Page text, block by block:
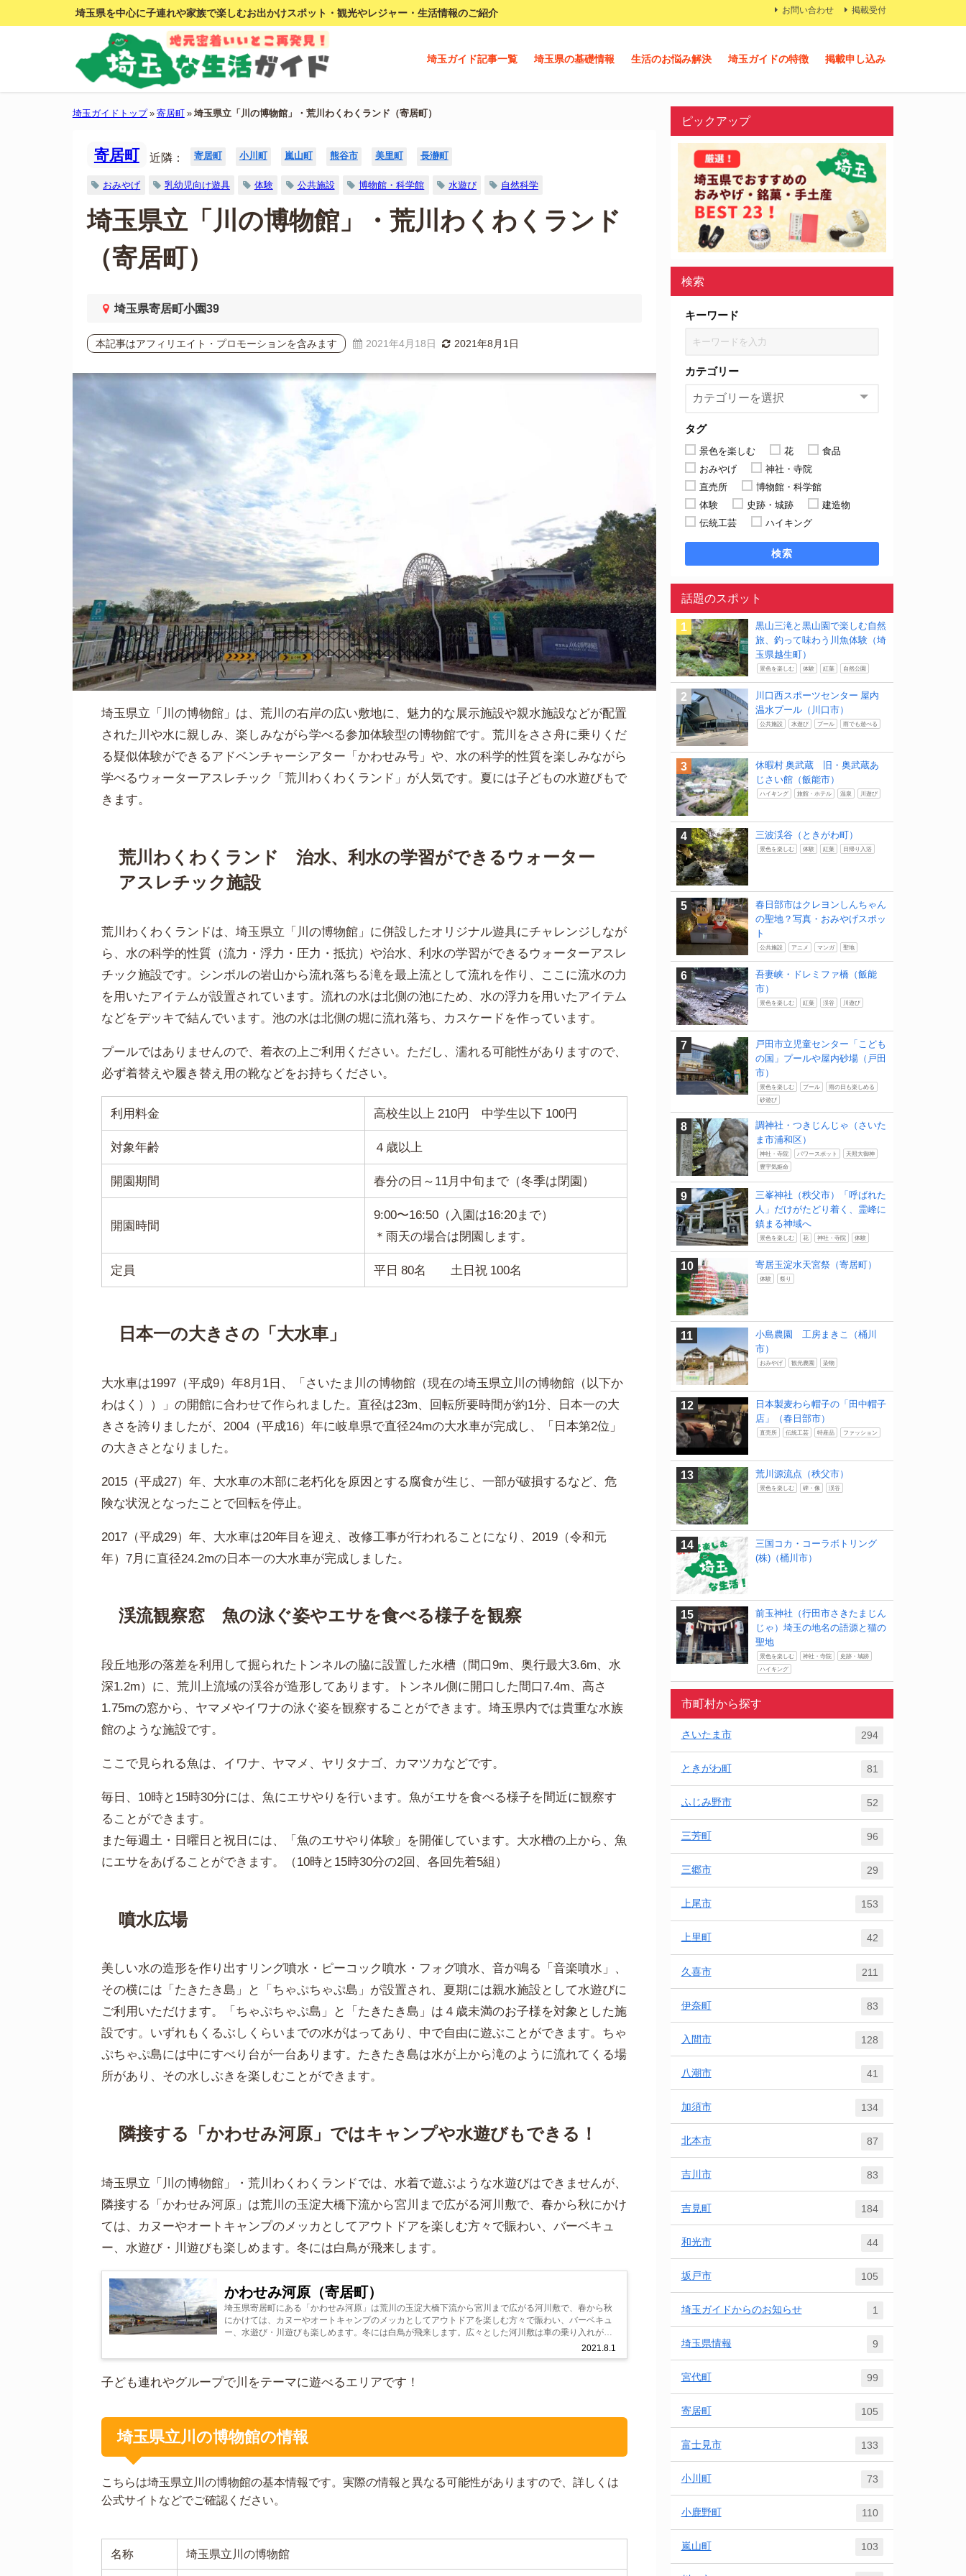
埼玉県を中心に子連れや家族で楽しむお出かけスポット・観光やレジャー・生活情報のご紹介 お問い合わせ 掲載受付
埼玉ガイド記事一覧 埼玉県の基礎情報 生活のお悩み解決 埼玉ガイドの特徴 掲載申し込み
埼玉ガイドトップ» 寄居町» 埼玉県立「川の博物館」・荒川わくわくランド（寄居町）
寄居町 近隣： 寄居町 小川町 嵐山町 熊谷市 美里町 長瀞町
おみやげ 乳幼児向け遊具 体験 公共施設 博物館・科学館 水遊び 自然科学
埼玉県立「川の博物館」・荒川わくわくランド
（寄居町）
埼玉県寄居町小園39
本記事はアフィリエイト・プロモーションを含みます 2021年4月18日 2021年8月1日
埼玉県立「川の博物館」は、荒川の右岸の広い敷地に、魅力的な展示施設や親水施設などが配置
された川や水に親しみ、楽しみながら学べる参加体験型の博物館です。荒川をささ舟に乗りくだ
る疑似体験ができるアドベンチャーシアター「かわせみ号」や、水の科学的性質を楽しみながら
学べるウォーターアスレチック「荒川わくわくランド」が人気です。夏には子どもの水遊びもで
きます。
荒川わくわくランド 治水、利水の学習ができるウォーター
アスレチック施設
荒川わくわくランドは、埼玉県立「川の博物館」に併設したオリジナル遊具にチャレンジしなが
ら、水の科学的性質（流力・浮力・圧力・抵抗）や治水、利水の学習ができるウォーターアスレ
チック施設です。シンボルの岩山から流れ落ちる滝を最上流として流れを作り、ここに流水の力
を用いたアイテムが設置されています。流れの水は北側の池にため、水の浮力を用いたアイテム
などをデッキで結んでいます。池の水は北側の堀に流れ落ち、カスケードを作っています。
プールではありませんので、着衣の上ご利用ください。ただし、濡れる可能性がありますので、
必ず着替えや履き替え用の靴などをお持ちください。
利用料金 高校生以上 210円 中学生以下 100円
対象年齢 ４歳以上
開園期間 春分の日～11月中旬まで（冬季は閉園）
開園時間
9:00〜16:50（入園は16:20まで）
＊雨天の場合は閉園します。
定員 平日 80名 土日祝 100名
日本一の大きさの「大水車」
大水車は1997（平成9）年8月1日、「さいたま川の博物館（現在の埼玉県立川の博物館（以下か
わはく））」の開館に合わせて作られました。直径は23m、回転所要時間が約1分、日本一の大
きさを誇りましたが、2004（平成16）年に岐阜県で直径24mの大水車が完成し、「日本第2位」
の大きさとなりました。
2015（平成27）年、大水車の木部に老朽化を原因とする腐食が生じ、一部が破損するなど、危
険な状況となったことで回転を停止。
2017（平成29）年、大水車は20年目を迎え、改修工事が行われることになり、2019（令和元
年）7月に直径24.2mの日本一の大水車が完成しました。
渓流観察窓 魚の泳ぐ姿やエサを食べる様子を観察
段丘地形の落差を利用して掘られたトンネルの脇に設置した水槽（間口9m、奥行最大3.6m、水
深1.2m）に、荒川上流域の渓谷が造形してあります。トンネル側に開口した間口7.4m、高さ
1.75mの窓から、ヤマメやイワナの泳ぐ姿を観察することができます。埼玉県内では貴重な水族
館のような施設です。
ここで見られる魚は、イワナ、ヤマメ、ヤリタナゴ、カマツカなどです。
毎日、10時と15時30分には、魚にエサやりを行います。魚がエサを食べる様子を間近に観察す
ることができます。
また毎週土・日曜日と祝日には、「魚のエサやり体験」を開催しています。大水槽の上から、魚
にエサをあげることができます。（10時と15時30分の2回、各回先着5組）
噴水広場
美しい水の造形を作り出すリング噴水・ピーコック噴水・フォグ噴水、音が鳴る「音楽噴水」、
その横には「たきたき島」と「ちゃぷちゃぷ島」が設置され、夏期には親水施設として水遊びに
ご利用いただけます。「ちゃぷちゃぷ島」と「たきたき島」は４歳未満のお子様を対象とした施
設です。いずれもくるぶしくらいまでの水がはってあり、中で自由に遊ぶことができます。ちゃ
ぷちゃぷ島には中にすべり台が一台あります。たきたき島は水が上から滝のように流れてくる場
所があり、その水しぶきを楽しむことができます。
隣接する「かわせみ河原」ではキャンプや水遊びもできる！
埼玉県立「川の博物館」・荒川わくわくランドでは、水着で遊ぶような水遊びはできませんが、
隣接する「かわせみ河原」は荒川の玉淀大橋下流から宮川まで広がる河川敷で、春から秋にかけ
ては、カヌーやオートキャンプのメッカとしてアウトドアを楽しむ方々で賑わい、バーベキュ
ー、水遊び・川遊びも楽しめます。冬には白鳥が飛来します。
かわせみ河原（寄居町）
2021.8.1
埼玉県寄居町にある「かわせみ河原」は荒川の玉淀大橋下流から宮川まで広がる河川敷で、春から秋
にかけては、カヌーやオートキャンプのメッカとしてアウトドアを楽しむ方々で賑わい、バーベキュ
ー、水遊び・川遊びも楽しめます。冬には白鳥が飛来します。広々とした河川敷は車の乗り入れが可
子ども連れやグループで川をテーマに遊べるエリアです！
埼玉県立川の博物館の情報
こちらは埼玉県立川の博物館の基本情報です。実際の情報と異なる可能性がありますので、詳しくは
公式サイトなどでご確認ください。
名称 埼玉県立川の博物館
ピックアップ
検索
キーワード
カテゴリー
タグ
景色を楽しむ 花
食品
おみやげ
神社・寺院
直売所
博物館・科学館
体験
史跡・城跡
建造物
伝統工芸
ハイキング
検索
話題のスポット
黒山三滝と黒山園で楽しむ自然
旅、釣って味わう川魚体験（埼
玉県越生町）
景色を楽しむ 体験 紅葉 自然公園
川口西スポーツセンター 屋内
温水プール（川口市）
公共施設 水遊び プール 雨でも遊べる
休暇村 奥武蔵 旧・奥武蔵あ
じさい館（飯能市）
ハイキング 旅館・ホテル 温泉 川遊び
三波渓谷（ときがわ町）
景色を楽しむ 体験 紅葉 日帰り入浴
春日部市はクレヨンしんちゃん
の聖地？写真・おみやげスポッ
ト
公共施設 アニメ マンガ 聖地
吾妻峡・ドレミファ橋（飯能
市）
景色を楽しむ 紅葉 渓谷 川遊び
戸田市立児童センター「こども
の国」プールや屋内砂場（戸田
市）
景色を楽しむ プール 雨の日も楽しめる
砂遊び
調神社・つきじんじゃ（さいた
ま市浦和区）
神社・寺院 パワースポット 天照大御神
豊宇気姫命
三峯神社（秩父市）「呼ばれた
人」だけがたどり着く、霊峰に
鎮まる神域へ
景色を楽しむ 花 神社・寺院 体験
寄居玉淀水天宮祭（寄居町）
体験 祭り
小島農園 工房まきこ（桶川
市）
おみやげ 観光農園 染物
日本製麦わら帽子の「田中帽子
店」（春日部市）
直売所 伝統工芸 特産品 ファッション
荒川源流点（秩父市）
景色を楽しむ 碑・像 渓谷
三国コカ・コーラボトリング
(株)（桶川市）
前玉神社（行田市さきたまじん
じゃ）埼玉の地名の語源と猫の
聖地
景色を楽しむ 神社・寺院 史跡・城跡
ハイキング
市町村から探す
さいたま市 294
ときがわ町 81
ふじみ野市 52
三芳町 96
三郷市 29
上尾市 153
上里町 42
久喜市 211
伊奈町 83
入間市 128
八潮市 41
加須市 134
北本市 87
吉川市 83
吉見町 184
和光市 44
坂戸市 105
埼玉ガイドからのお知らせ 1
埼玉県情報 9
宮代町 99
寄居町 105
富士見市 133
小川町 73
小鹿野町 110
嵐山町 103